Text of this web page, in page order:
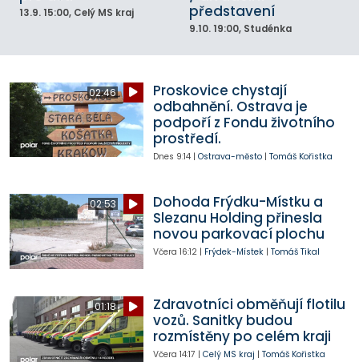
13.9. 15:00, Celý MS kraj
představení
9.10. 19:00, Studénka
02:46
Proskovice chystají
odbahnění. Ostrava je
podpoří z Fondu životního
prostředí.
Dnes 9:14| Ostrava-město| Tomáš Kořistka
02:53
Dohoda Frýdku-Místku a
Slezanu Holding přinesla
novou parkovací plochu
Včera 16:12| Frýdek-Místek| Tomáš Tikal
01:18
Zdravotníci obměňují flotilu
vozů. Sanitky budou
rozmístěny po celém kraji
Včera 14:17 | Celý MS kraj | Tomáš Kořistka